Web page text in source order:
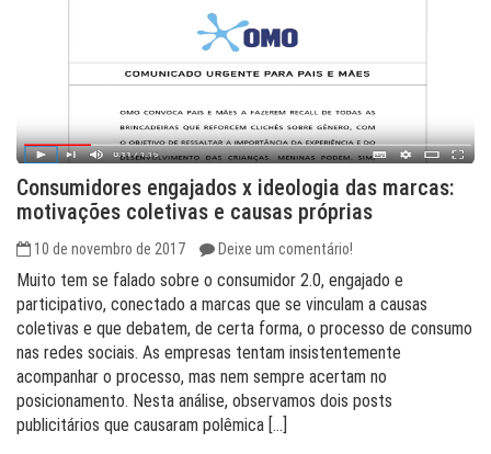
Consumidores engajados x ideologia das marcas:
motivações coletivas e causas próprias
10 de novembro de 2017 Deixe um comentário!
Muito tem se falado sobre o consumidor 2.0, engajado e
participativo, conectado a marcas que se vinculam a causas
coletivas e que debatem, de certa forma, o processo de consumo
nas redes sociais. As empresas tentam insistentemente
acompanhar o processo, mas nem sempre acertam no
posicionamento. Nesta análise, observamos dois posts
publicitários que causaram polêmica […]